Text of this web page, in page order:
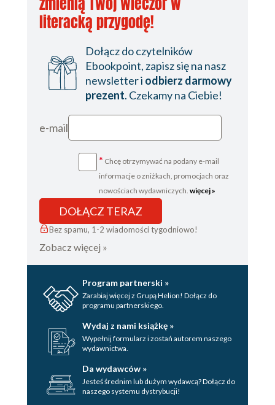
literacką przygodę!
Dołącz do czytelników
Ebookpoint, zapisz się na nasz
newsletter i odbierz darmowy
prezent. Czekamy na Ciebie!
e-mail
* Chcę otrzymywać na podany e-mail
informacje o zniżkach, promocjach oraz
nowościach wydawniczych. więcej »
DOŁĄCZ TERAZ
Bez spamu, 1-2 wiadomości tygodniowo!
Zobacz więcej »
Program partnerski »
Zarabiaj więcej z Grupą Helion! Dołącz do
programu partnerskiego.
Wydaj z nami książkę »
Wypełnij formularz i zostań autorem naszego
wydawnictwa.
Da wydawców »
Jesteś średnim lub dużym wydawcą? Dołącz do
naszego systemu dystrybucji!